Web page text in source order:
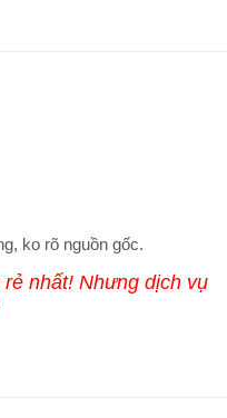
ko rõ nguồn gốc.
nhất! Nhưng dịch vụ